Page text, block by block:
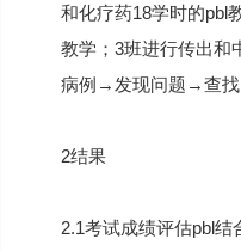
和化疗药18学时的pbl
教学；3班进行传出和
病例→发现问题→查
2结果
2.1考试成绩评估pbl结